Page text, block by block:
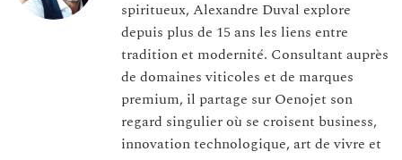
spiritueux, Alexandre Duval explore
depuis plus de 15 ans les liens entre
tradition et modernité. Consultant auprès
de domaines viticoles et de marques
premium, il partage sur Oenojet son
regard singulier où se croisent business,
innovation technologique, art de vivre et